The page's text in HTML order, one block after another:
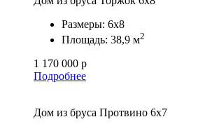
Размеры: 6х8
Площадь: 38,9 м2
1 170 000 р
Подробнее
Дом из бруса Протвино 6х7